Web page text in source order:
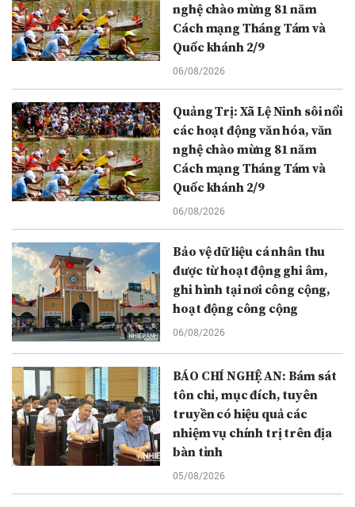
nghệ chào mừng 81 năm
Cách mạng Tháng Tám và
Quốc khánh 2/9
06/08/2026
Quảng Trị: Xã Lệ Ninh sôi nổi
các hoạt động văn hóa, văn
nghệ chào mừng 81 năm
Cách mạng Tháng Tám và
Quốc khánh 2/9
06/08/2026
Bảo vệ dữ liệu cá nhân thu
được từ hoạt động ghi âm,
ghi hình tại nơi công cộng,
hoạt động công cộng
06/08/2026
BÁO CHÍ NGHỆ AN: Bám sát
tôn chỉ, mục đích, tuyên
truyền có hiệu quả các
nhiệm vụ chính trị trên địa
bàn tỉnh
05/08/2026